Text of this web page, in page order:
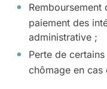
paiement des
administrative ;
Perte de
chômage en